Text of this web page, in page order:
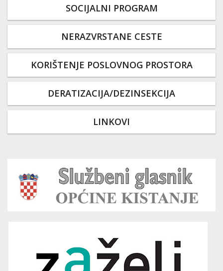
SOCIJALNI PROGRAM
NERAZVRSTANE CESTE
KORIŠTENJE POSLOVNOG PROSTORA
DERATIZACIJA/DEZINSEKCIJA
LINKOVI